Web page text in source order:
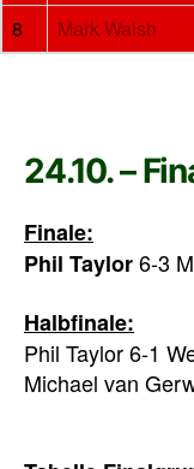
8
Mark Walsh
24.10. –
Finale:
Phil Taylor6-3
Halbfinale:
Phil Taylor 6-1
Michael van